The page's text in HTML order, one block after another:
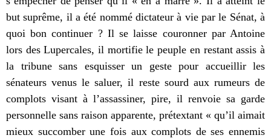
but suprême, il a été nommé dictateur à vie par le Sénat, à
quoi bon continuer ? Il se laisse couronner par Antoine
lors des Lupercales, il mortifie le peuple en restant assis à
la tribune sans esquisser un geste pour accueillir les
sénateurs venus le saluer, il reste sourd aux rumeurs de
complots visant à l’assassiner, pire, il renvoie sa garde
personnelle sans raison apparente, prétextant « qu’il aimait
mieux succomber une fois aux complots de ses ennemis